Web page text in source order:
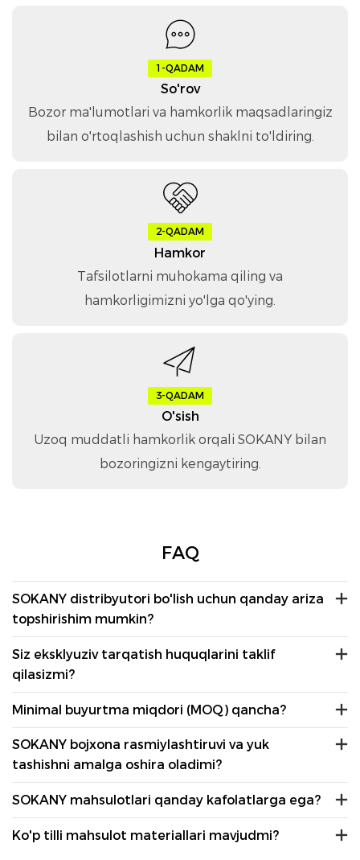
1-QADAM
So'rov
Bozor ma'lumotlari va hamkorlik maqsadlaringiz
bilan o'rtoqlashish uchun shaklni to'ldiring.
2-QADAM
Hamkor
Tafsilotlarni muhokama qiling va
hamkorligimizni yo'lga qo'ying.
3-QADAM
O'sish
Uzoq muddatli hamkorlik orqali SOKANY bilan
bozoringizni kengaytiring.
FAQ
SOKANY distribyutori bo'lish uchun qanday ariza
topshirishim mumkin?
Siz eksklyuziv tarqatish huquqlarini taklif
qilasizmi?
Minimal buyurtma miqdori (MOQ) qancha?
SOKANY bojxona rasmiylashtiruvi va yuk
tashishni amalga oshira oladimi?
SOKANY mahsulotlari qanday kafolatlarga ega?
Ko'p tilli mahsulot materiallari mavjudmi?